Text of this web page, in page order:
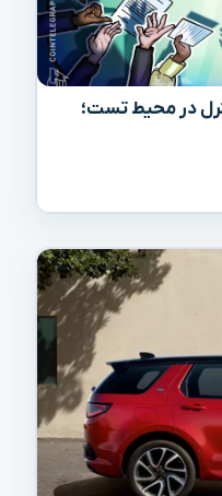
در محیط تست؛